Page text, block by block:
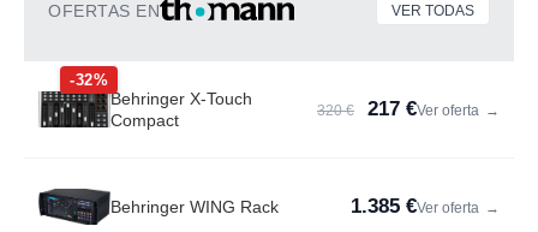
OFERTAS EN VER TODAS
-32%
Behringer X-Touch
Compact
320 € 217 €Ver oferta →
Behringer WING Rack 1.385 €Ver oferta →